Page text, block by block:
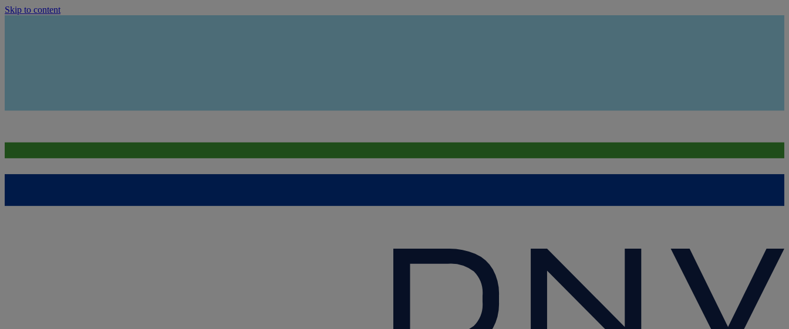
Skip to content